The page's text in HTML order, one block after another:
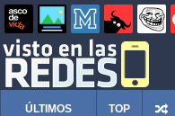
ÚLTIMOS TOP